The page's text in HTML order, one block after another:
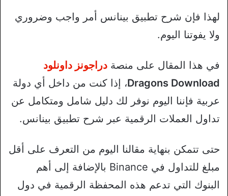
لهذا فإن شرح تطبيق بينانس أمر واجب وضروري
ولا يفوتنا اليوم.
في هذا المقال على منصة دراجونز داونلود
Dragons Download، إذا كنت من داخل أي دولة
عربية فإننا اليوم نوفر لك دليل شامل ومتكامل عن
تداول العملات الرقمية عبر شرح تطبيق بينانس.
حتى تتمكن بنهاية مقالنا اليوم من التعرف على أقل
مبلغ للتداول في Binance بالإضافة إلى أهم
البنوك التي تدعم هذه المحفظة الرقمية في دول